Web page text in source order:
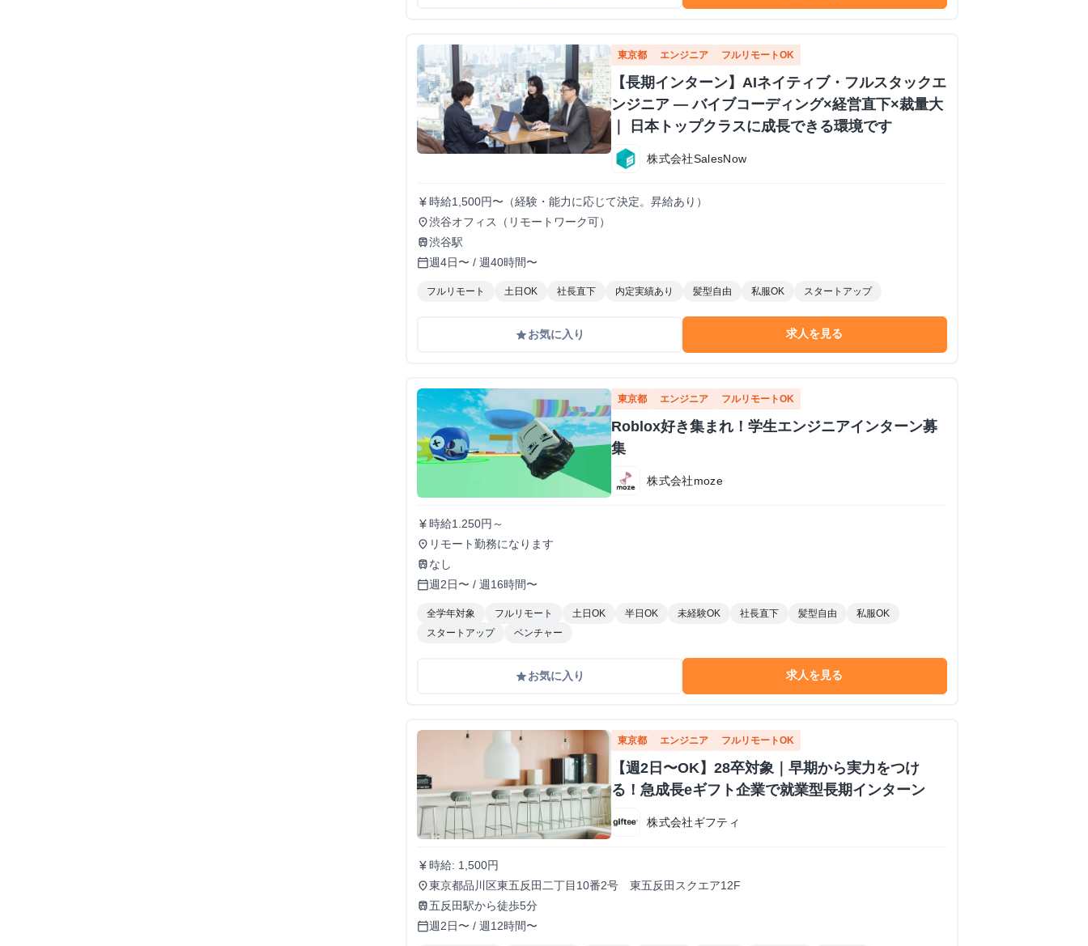
東京都 エンジニア フルリモートOK
【長期インターン】AIネイティブ・フルスタックエ
ンジニア — バイブコーディング×経営直下×裁量大
｜ 日本トップクラスに成長できる環境です
株式会社SalesNow
currency_yen時給1,500円〜（経験・能力に応じて決定。昇給あり）
place渋谷オフィス（リモートワーク可）
train渋谷駅
calendar_today週4日〜 / 週40時間〜
フルリモート 土日OK 社長直下 内定実績あり 髪型自由 私服OK スタートアップ
gradeお気に入り 求人を見る
東京都 エンジニア フルリモートOK
Roblox好き集まれ！学生エンジニアインターン募
集
株式会社moze
currency_yen時給1.250円～
place リモート勤務になります
train なし
calendar_today週2日〜 / 週16時間〜
全学年対象 フルリモート 土日OK 半日OK 未経験OK 社長直下 髪型自由
私服OK
スタートアップ
ベンチャー
gradeお気に入り 求人を見る
東京都 エンジニア フルリモートOK
【週2日〜OK】28卒対象｜早期から実力をつけ
る！急成長eギフト企業で就業型長期インターン
株式会社ギフティ
currency_yen時給: 1,500円
place東京都品川区東五反田二丁目10番2号 東五反田スクエア12F
train 五反田駅から徒歩5分
calendar_today週2日〜 / 週12時間〜